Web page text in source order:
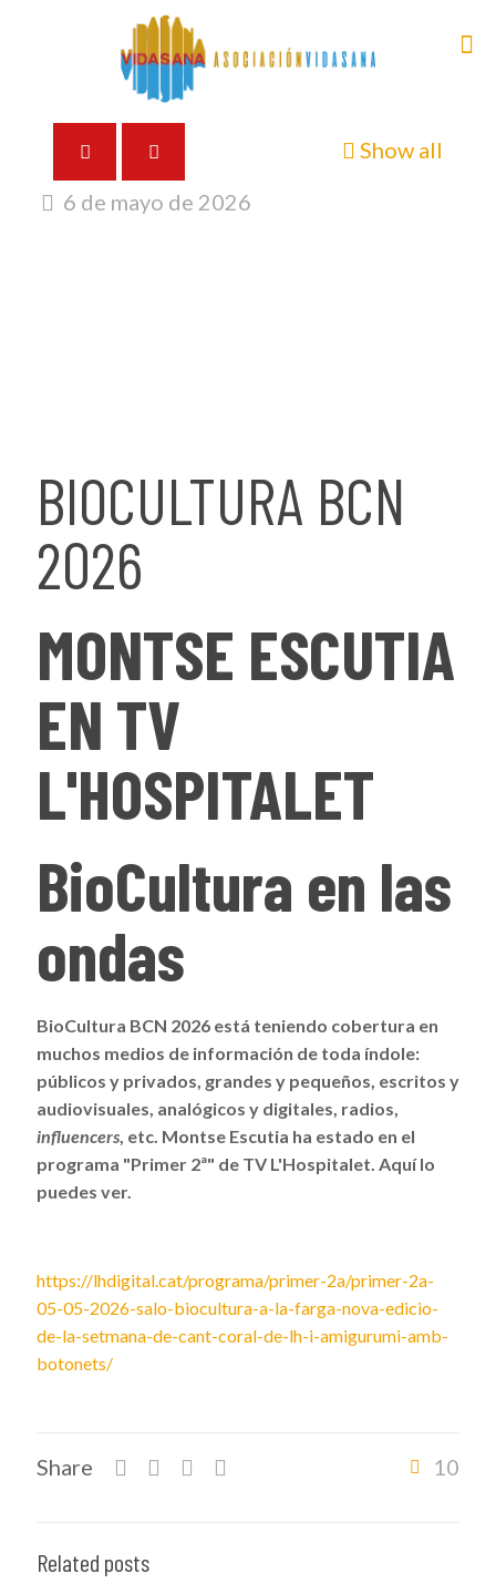
Show all
6 de mayo de 2026
BIOCULTURA BCN
2026
MONTSE ESCUTIA
EN TV
L'HOSPITALET
BioCultura en las
ondas
BioCultura BCN 2026 está teniendo cobertura en
muchos medios de información de toda índole:
públicos y privados, grandes y pequeños, escritos y
audiovisuales, analógicos y digitales, radios,
influencers, etc. Montse Escutia ha estado en el
programa "Primer 2ª" de TV L'Hospitalet. Aquí lo
puedes ver.
https://lhdigital.cat/programa/primer-2a/primer-2a-
05-05-2026-salo-biocultura-a-la-farga-nova-edicio-
de-la-setmana-de-cant-coral-de-lh-i-amigurumi-amb-
botonets/
Share 10
Related posts